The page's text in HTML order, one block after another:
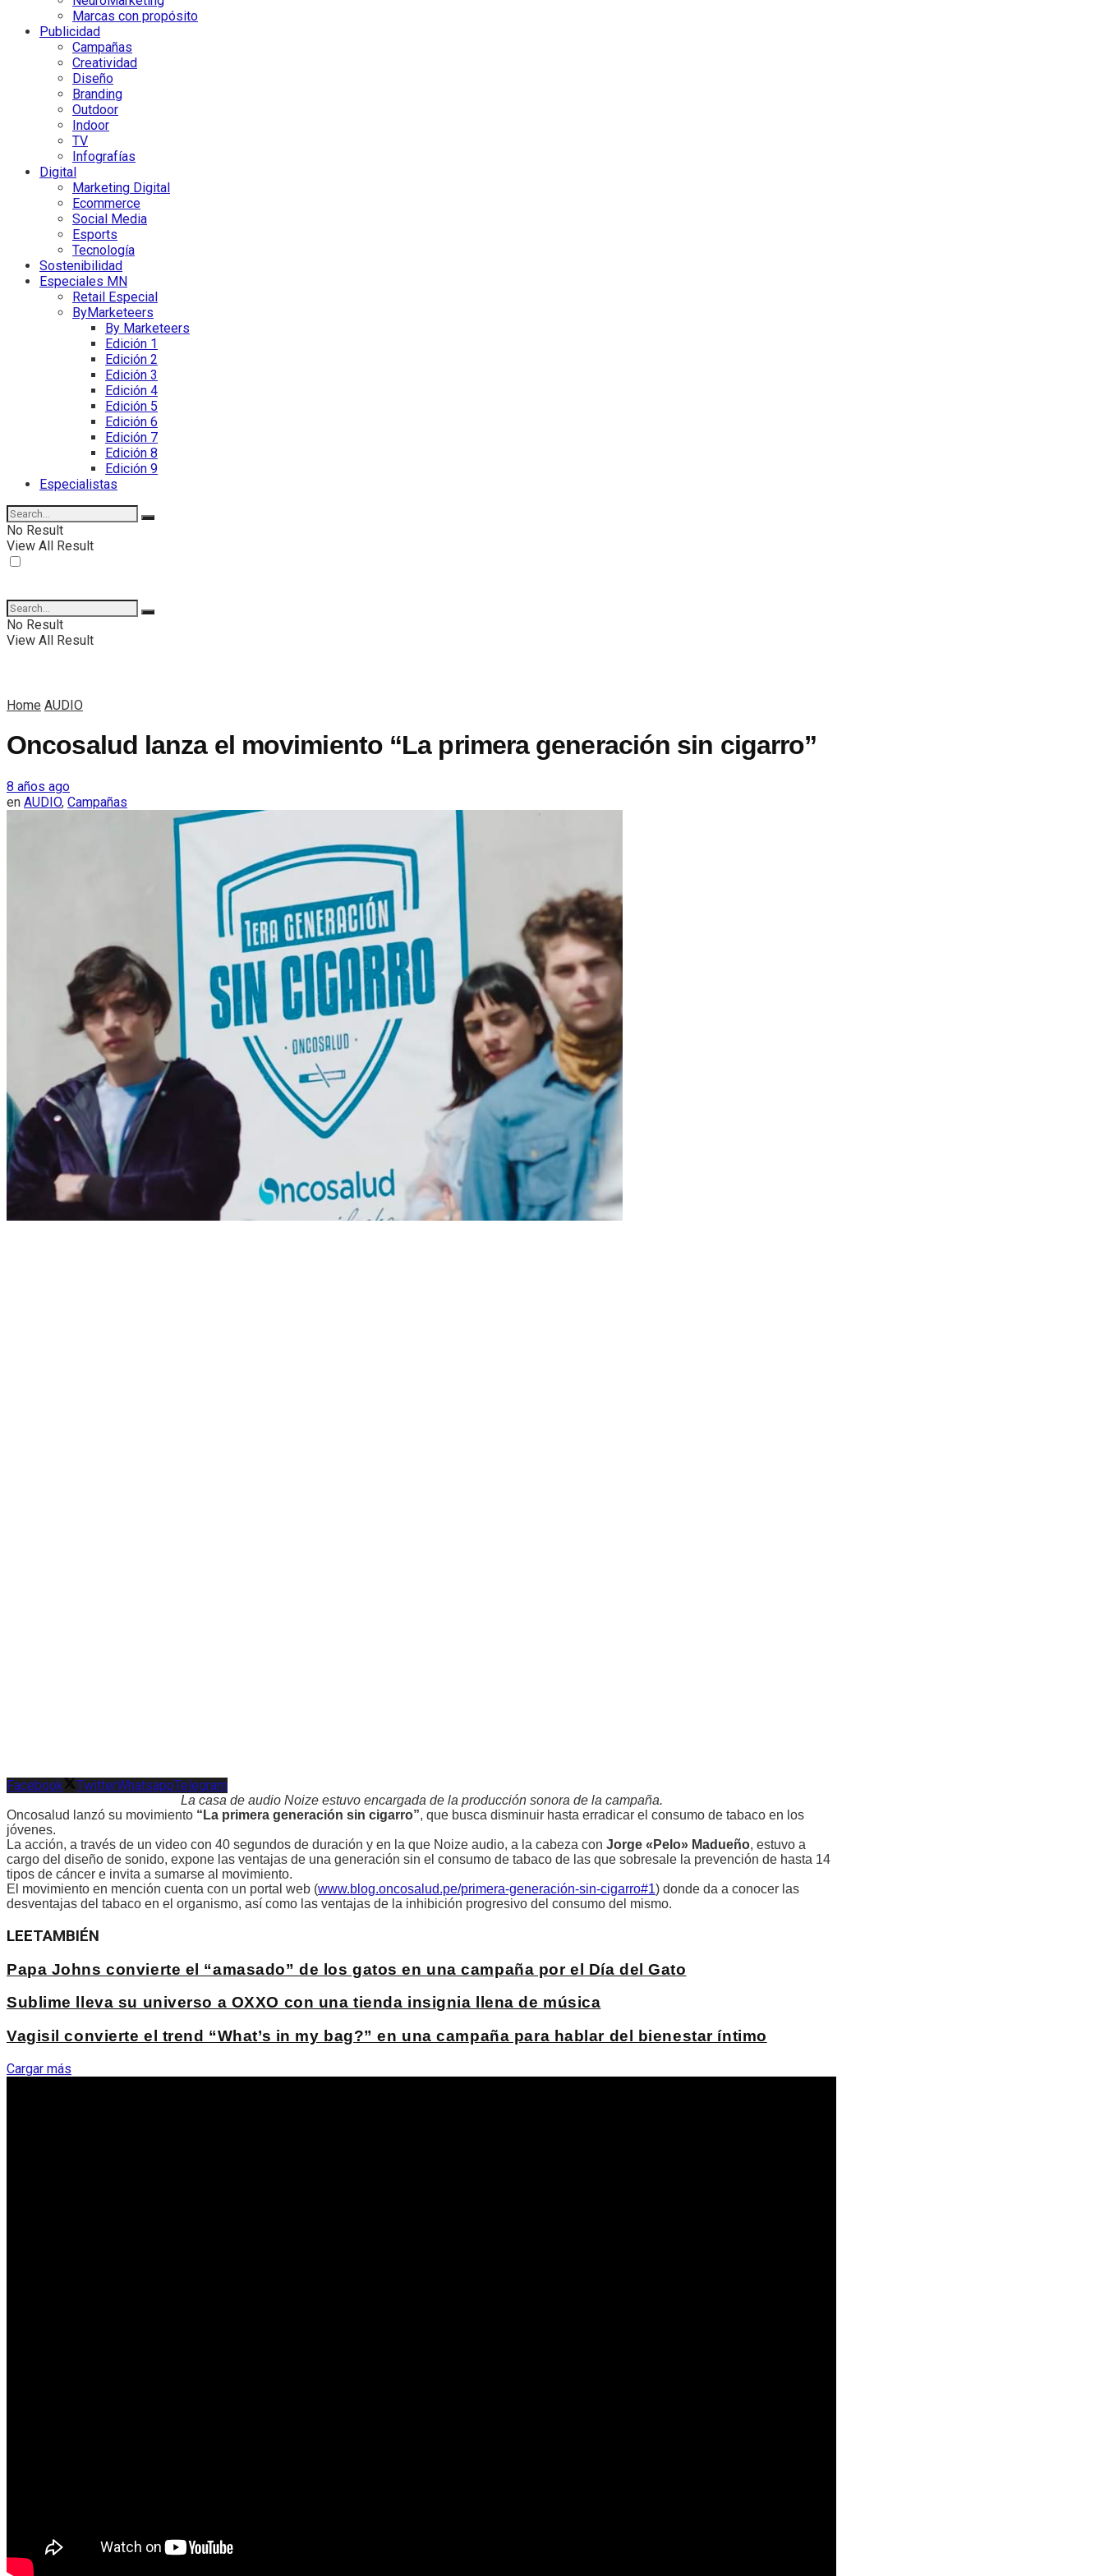
Marcas con propósito
Publicidad
Campañas
Creatividad
Diseño
Branding
Outdoor
Indoor
TV
Infografías
Digital
Marketing Digital
Ecommerce
Social Media
Esports
Tecnología
Sostenibilidad
Especiales MN
Retail Especial
ByMarketeers
By Marketeers
Edición 1
Edición 2
Edición 3
Edición 4
Edición 5
Edición 6
Edición 7
Edición 8
Edición 9
Especialistas
No Result
View All Result
No Result
View All Result
Home AUDIO
Oncosalud lanza el movimiento “La primera generación sin cigarro”
8 años ago
en AUDIO, Campañas
Facebook TwitterWhatsappTelegram
La casa de audio Noize estuvo encargada de la producción sonora de la campaña.
Oncosalud lanzó su movimiento “La primera generación sin cigarro”, que busca disminuir hasta erradicar el consumo de tabaco en los
jóvenes.
La acción, a través de un video con 40 segundos de duración y en la que Noize audio, a la cabeza con Jorge «Pelo» Madueño, estuvo a
cargo del diseño de sonido, expone las ventajas de una generación sin el consumo de tabaco de las que sobresale la prevención de hasta 14
tipos de cáncer e invita a sumarse al movimiento.
El movimiento en mención cuenta con un portal web (www.blog.oncosalud.pe/primera-generación-sin-cigarro#1) donde da a conocer las
desventajas del tabaco en el organismo, así como las ventajas de la inhibición progresivo del consumo del mismo.
LEETAMBIÉN
Papa Johns convierte el “amasado” de los gatos en una campaña por el Día del Gato
Sublime lleva su universo a OXXO con una tienda insignia llena de música
Vagisil convierte el trend “What’s in my bag?” en una campaña para hablar del bienestar íntimo
Cargar más